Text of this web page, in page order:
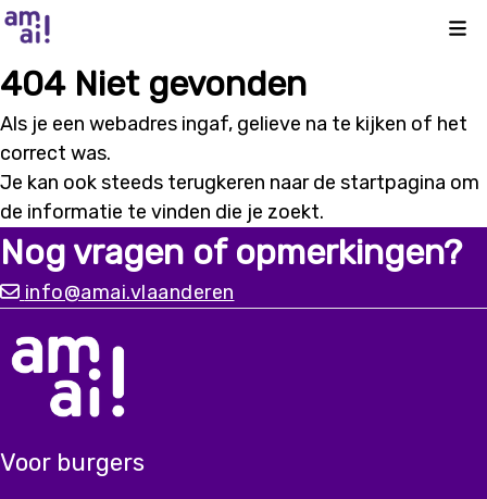
404 Niet gevonden
Als je een webadres ingaf, gelieve na te kijken of het
correct was.
Je kan ook steeds terugkeren naar de startpagina om
de informatie te vinden die je zoekt.
Nog vragen of opmerkingen?
info@amai.vlaanderen
Voor burgers